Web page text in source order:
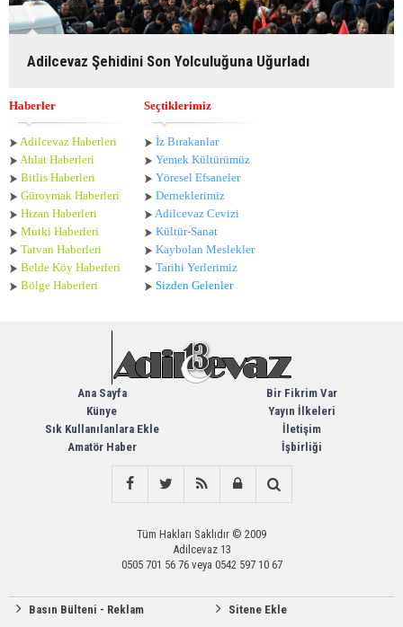
Adilcevaz Şehidini Son Yolculuğuna Uğurladı
Haberler
Adilcevaz Haberleri
Ahlat Haberleri
Bitlis Haberleri
Güroymak Haberleri
Hizan Haberleri
Mutki Haberleri
Tatvan Haberleri
Belde Köy Haberleri
Bölge Haberleri
Seçtiklerimiz
İz Bırakanlar
Yemek Kültürümüz
Yöresel Efsaneler
Derneklerimiz
Adilcevaz Cevizi
Kültür-Sanat
Kaybolan Meslekler
Tarihi Yerlerimiz
Sizden Gelenler
Ana Sayfa
Künye
Sık Kullanılanlara Ekle
Amatör Haber
Bir Fikrim Var
Yayın İlkeleri
İletişim
İşbirliği
Tüm Hakları Saklıdır © 2009
Adilcevaz 13
0505 701 56 76 veya 0542 597 10 67
Basın Bülteni - Reklam
Sitene Ekle